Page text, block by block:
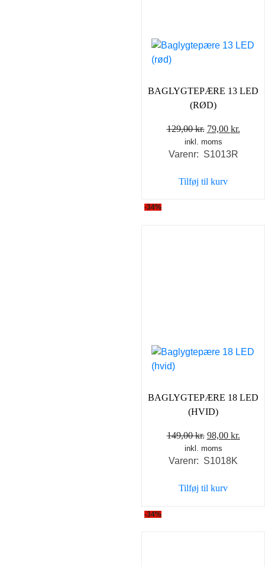
BAGLYGTEPÆRE 13 LED
(RØD)
129,00kr. Den
oprindelige
pris
129,00 kr..
79,00 kr.
inkl. moms
Varenr: S1013R
Tilføj til kurv
-34%
BAGLYGTEPÆRE 18 LED
(HVID)
149,00kr. Den
oprindelige
pris
149,00 kr..
98,00 kr.
inkl. moms
Varenr: S1018K
Tilføj til kurv
-34%